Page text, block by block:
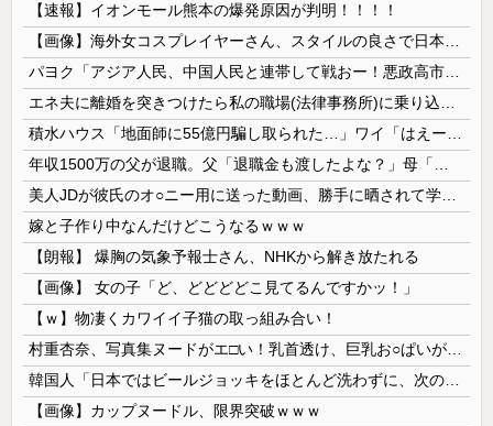
【速報】イオンモール熊本の爆発原因が判明！！！！
嫁と子作り中なんだけどこうなるｗｗｗ
【朗報】 爆胸の気象予報士さん、NHKから解き放たれる
【画像】 女の子「ど、どどどどこ見てるんですかッ！」
【ｗ】物凄くカワイイ子猫の取っ組み合い！
【画像】カップヌードル、限界突破ｗｗｗ